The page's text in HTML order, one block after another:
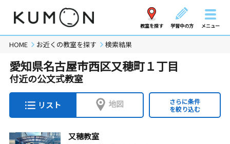
教室を探す 学習中の方 メニュー
HOME お近くの教室を探す 検索結果
愛知県名古屋市西区又穂町１丁目
付近の公文式教室
リスト 地図
さらに条件
を絞り込む
又穂教室